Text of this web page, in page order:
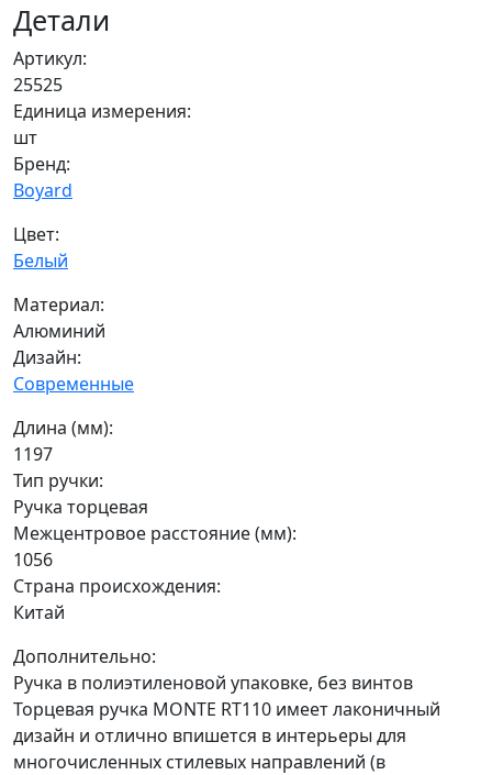
Детали
Артикул:
25525
Единица измерения:
шт
Бренд:
Boyard
Цвет:
Белый
Материал:
Алюминий
Дизайн:
Современные
Длина (мм):
1197
Тип ручки:
Ручка торцевая
Межцентровое расстояние (мм):
1056
Страна происхождения:
Китай
Дополнительно:
Ручка в полиэтиленовой упаковке, без винтов
Торцевая ручка MONTE RT110 имеет лаконичный
дизайн и отлично впишется в интерьеры для
многочисленных стилевых направлений (в